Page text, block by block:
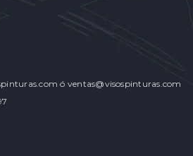
ó ventas@visospinturas.com